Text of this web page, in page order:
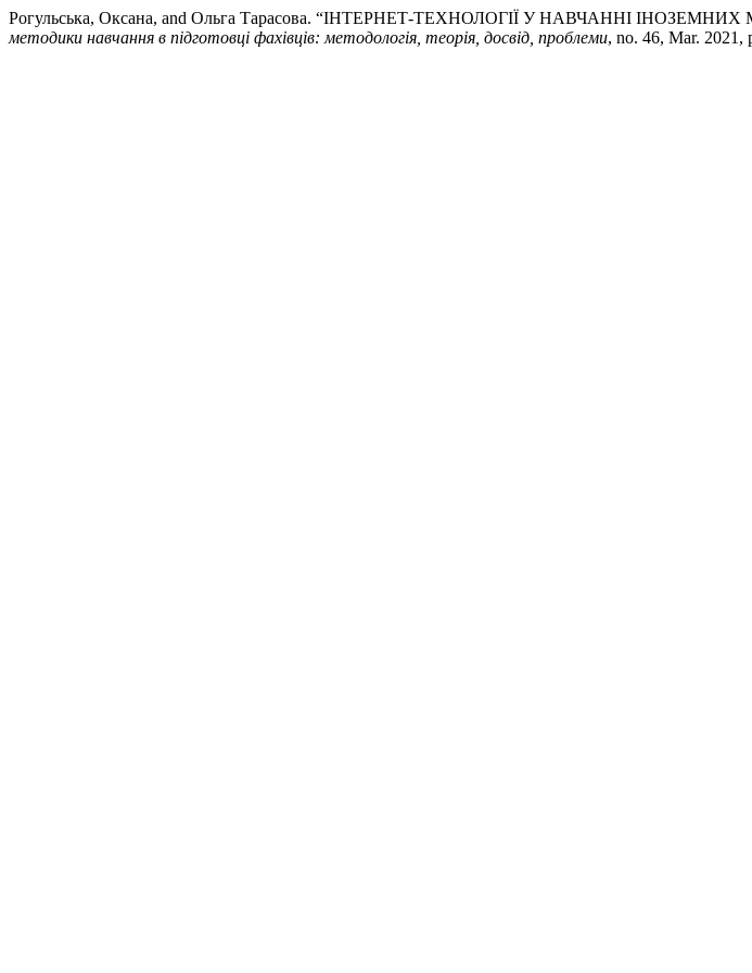
Рогульська, Оксана, and Ольга Тарасова. “ІНТЕРНЕТ-ТЕХНОЛОГІЇ У НАВЧАННІ
методики навчання в підготовці фахівців: методологія, теорія, досвід, проблеми, no. 46, Mar. 2021,